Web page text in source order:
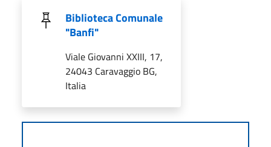
Biblioteca Comunale
"Banfi"
Viale Giovanni XXIII, 17,
24043 Caravaggio BG,
Italia